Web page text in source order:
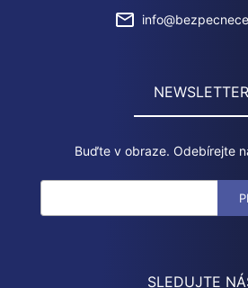
NEWSLETTER
Buďte v obraze. Odebírejte
SLEDUJTE